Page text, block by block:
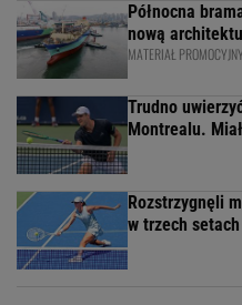
Północna
nową
MATERIAŁ PROMOCYJNY
Trudno
Montrealu.
Rozstrzygnęli
w trzech setach